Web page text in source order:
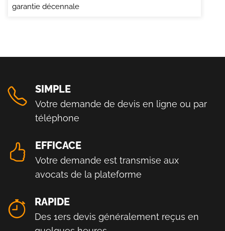
garantie décennale
SIMPLE
Votre demande de devis en ligne ou par
téléphone
EFFICACE
Votre demande est transmise aux
avocats de la plateforme
RAPIDE
Des 1ers devis généralement reçus en